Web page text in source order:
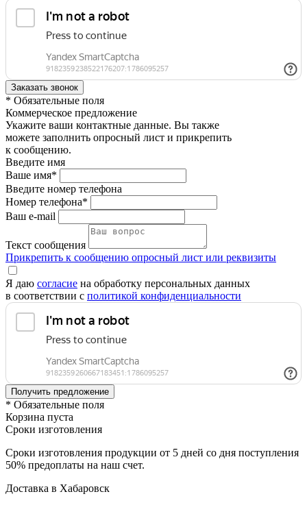
* Обязательные поля
Коммерческое предложение
Укажите ваши контактные данные. Вы также
можете заполнить опросный лист и прикрепить
к сообщению.
Введите имя
Ваше имя*
Введите номер телефона
Номер телефона*
Ваш e-mail
Текст сообщения
Прикрепить к сообщению опросный лист или реквизиты
Я даю согласие на обработку персональных данных
в соответствии с политикой конфиденциальности
* Обязательные поля
Корзина пуста
Сроки изготовления
Сроки изготовления продукции от 5 дней со дня поступления
50% предоплаты на наш счет.
Доставка в Хабаровск